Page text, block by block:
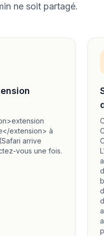
ne soit partagé.
extension> à
arrive
vous une fois.